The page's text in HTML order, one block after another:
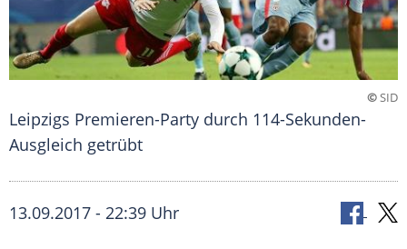
©SID
Leipzigs Premieren-Party durch 114-Sekunden-
Ausgleich getrübt
13.09.2017 - 22:39 Uhr